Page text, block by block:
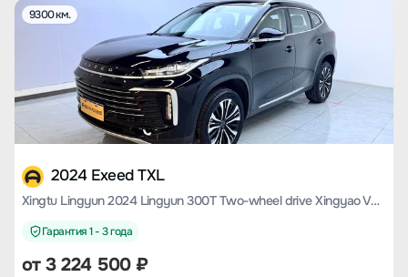
9300 км.
2024 Exeed TXL
Xingtu Lingyun 2024 Lingyun 300T Two-wheel drive Xingyao Version
Гарантия 1 - 3 года
от3 224 500₽